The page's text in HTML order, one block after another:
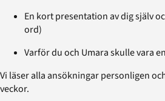
En kort presentation av dig själv
ord)
Varför du och Umara skulle vara
Vi läser alla ansökningar personligen
veckor.